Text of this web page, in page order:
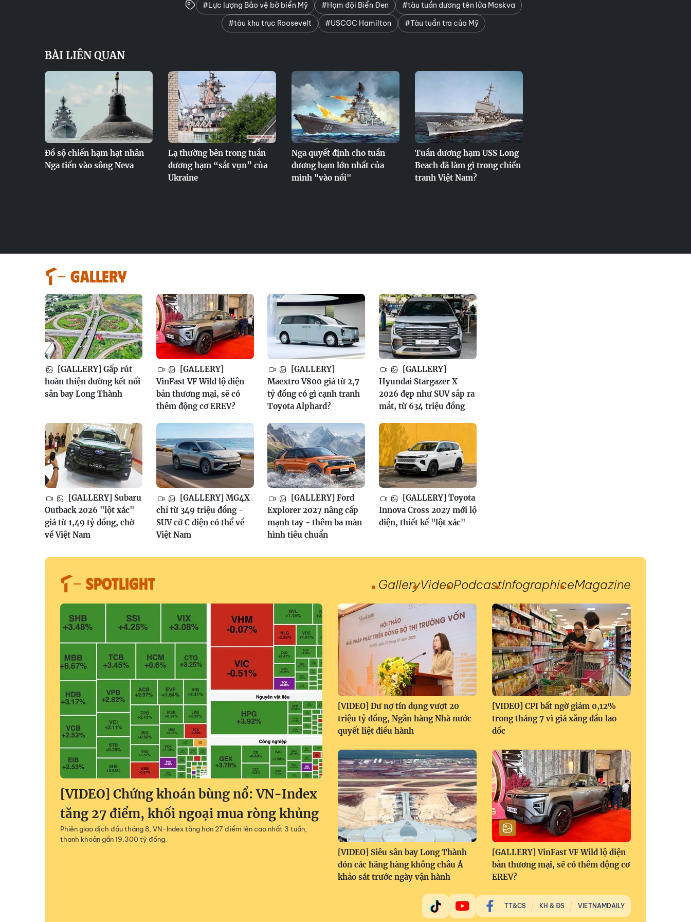
#Lực lượng Bảo vệ bờ biển Mỹ #Hạm đội Biển Đen
#tàu tuần dương tên lửa Moskva
#tàu khu trục Roosevelt
#USCGC Hamilton #Tàu tuần tra của Mỹ
BÀI LIÊN QUAN
Đồ sộ chiến hạm hạt nhân
Nga tiến vào sông Neva
Lạ thường bên trong tuần
dương hạm “sắt vụn” của
Ukraine
Nga quyết định cho tuần
dương hạm lớn nhất của
mình "vào nồi"
Tuần dương hạm USS Long
Beach đã làm gì trong chiến
tranh Việt Nam?
GALLERY
[GALLERY] Gấp rút
hoàn thiện đường kết nối
sân bay Long Thành
[GALLERY]
VinFast VF Wild lộ diện
bản thương mại, sẽ có
thêm động cơ EREV?
[GALLERY]
Maextro V800 giá từ 2,7
tỷ đồng có gì cạnh tranh
Toyota Alphard?
[GALLERY]
Hyundai Stargazer X
2026 đẹp như SUV sắp ra
mắt, từ 634 triệu đồng
[GALLERY] Subaru
Outback 2026 "lột xác"
giá từ 1,49 tỷ đồng, chờ
về Việt Nam
[GALLERY] MG4X
chỉ từ 349 triệu đồng -
SUV cỡ C điện có thể về
Việt Nam
[GALLERY] Ford
Explorer 2027 nâng cấp
mạnh tay - thêm ba màn
hình tiêu chuẩn
[GALLERY] Toyota
Innova Cross 2027 mới lộ
diện, thiết kế "lột xác"
SPOTLIGHT GalleryVideoPodcastInfographiceMagazine
[VIDEO] Chứng khoán bùng nổ: VN-Index
tăng 27 điểm, khối ngoại mua ròng khủng
Phiên giao dịch đầu tháng 8, VN-Index tăng hơn 27 điểm lên cao nhất 3 tuần,
thanh khoản gần 19.300 tỷ đồng.
[VIDEO] Dư nợ tín dụng vượt 20
triệu tỷ đồng, Ngân hàng Nhà nước
quyết liệt điều hành
[VIDEO] CPI bất ngờ giảm 0,12%
trong tháng 7 vì giá xăng dầu lao
dốc
[VIDEO] Siêu sân bay Long Thành
đón các hãng hàng không châu Á
khảo sát trước ngày vận hành
[GALLERY] VinFast VF Wild lộ diện
bản thương mại, sẽ có thêm động cơ
EREV?
TT&CS KH & ĐS VIETNAMDAILY